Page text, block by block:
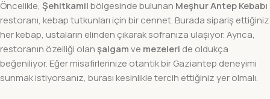
Öncelikle, Şehitkamilbölgesinde bulunan Meşhur Antep Kebabı
restoranı, kebap tutkunları için bir cennet. Burada sipariş ettiğiniz
her kebap, ustaların elinden çıkarak sofranıza ulaşıyor. Ayrıca,
restoranın özelliği olan şalgamve mezeleri de oldukça
beğeniliyor. Eğer misafirlerinize otantik bir Gaziantep deneyimi
sunmak istiyorsanız, burası kesinlikle tercih ettiğiniz yer olmalı.